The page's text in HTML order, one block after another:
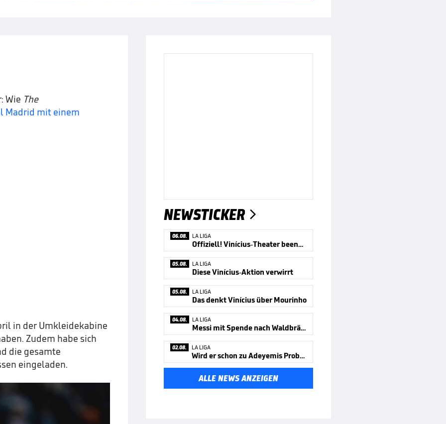
Wie The
Madrid mit einem
in der Umkleidekabine
Zudem habe sich
die gesamte
eingeladen.
NEWSTICKER 
06.08. LA LIGA
Offiziell! Vinícius-Theater beendet
05.08. LA LIGA
Diese Vinícius-Aktion verwirrt
05.08. LA LIGA
Das denkt Vinícius über Mourinho
04.08. LA LIGA
Messi mit Spende nach Waldbränden
02.08. LA LIGA
Wird er schon zu Adeyemis Problem?
ALLE NEWS ANZEIGEN